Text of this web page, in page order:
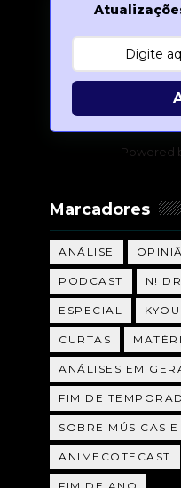
Powered
Marcadores
ANÁLISE
PODCAST N!
ESPECIAL
CURTAS
ANÁLISES EM
FIM DE
SOBRE MÚSICAS
ANIMECOTECAST